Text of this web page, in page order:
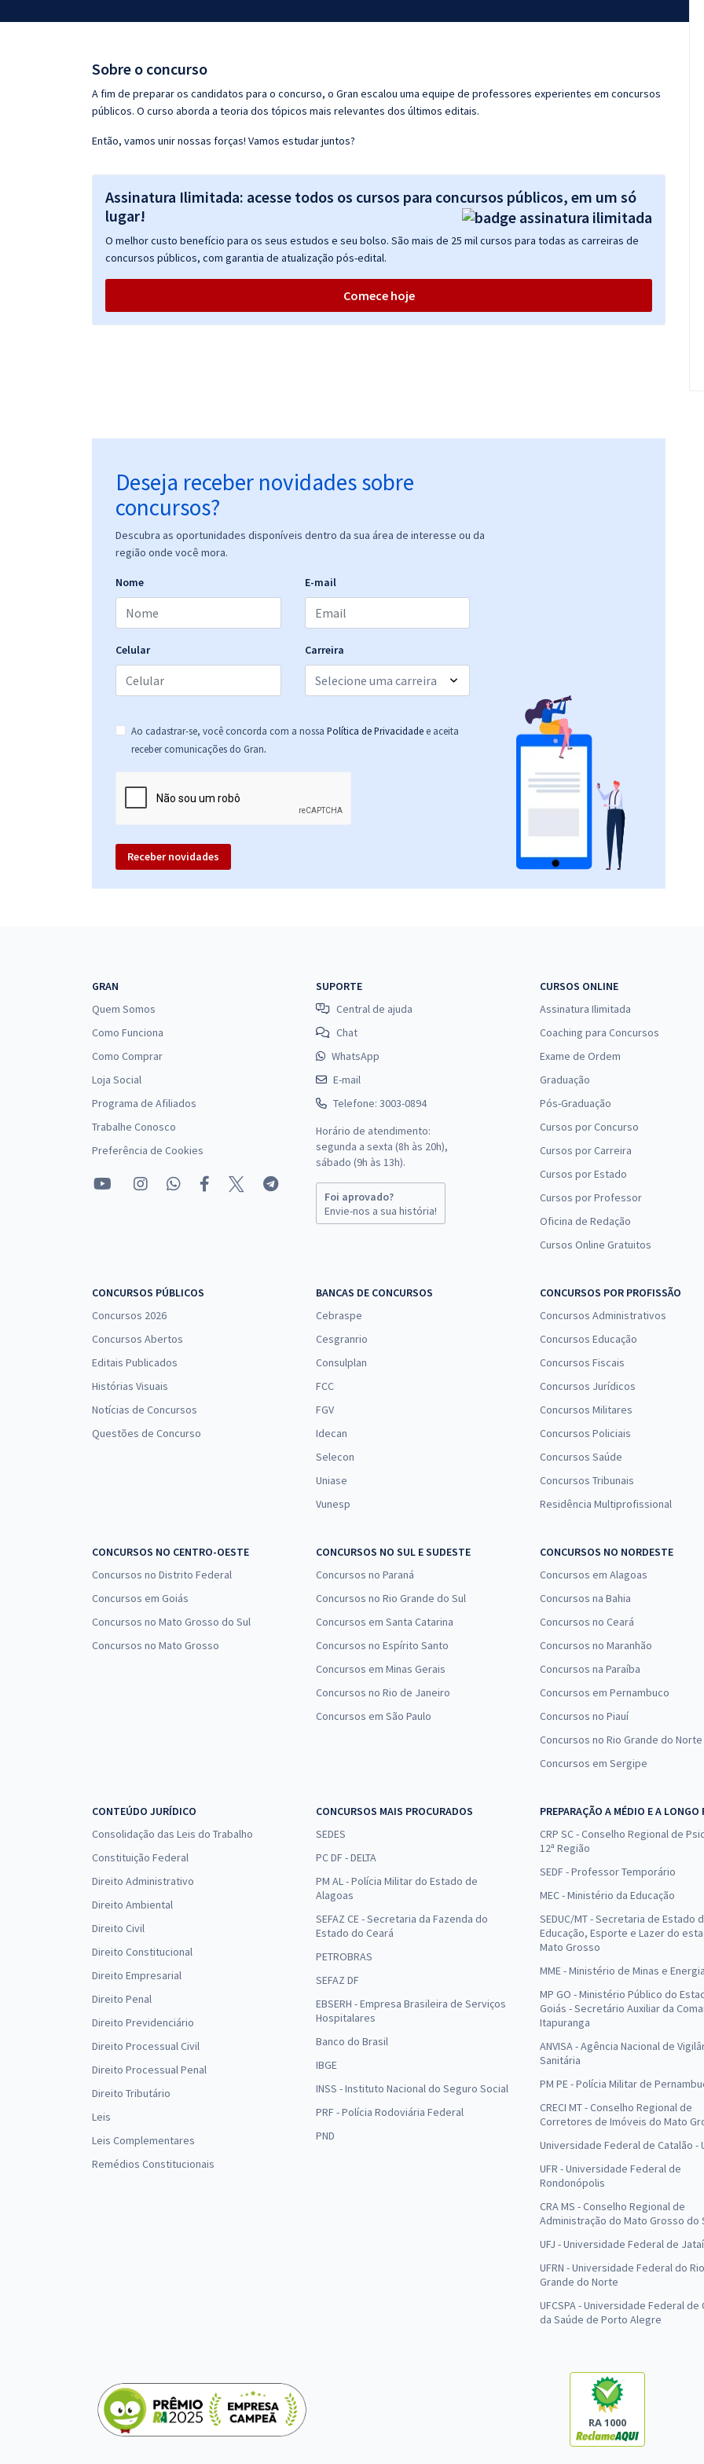
Conteúdo gratuito
Sobre o concurso
A fim de preparar os candidatos para o concurso, o Gran escalou uma equipe de professores experientes em concursos
públicos. O curso aborda a teoria dos tópicos mais relevantes dos últimos editais.
Então, vamos unir nossas forças! Vamos estudar juntos?
Assinatura Ilimitada: acesse todos os cursos para concursos públicos, em um só
lugar!
O melhor custo benefício para os seus estudos e seu bolso. São mais de 25 mil cursos para todas as carreiras de
concursos públicos, com garantia de atualização pós-edital.
Comece hoje
Deseja receber novidades sobre
concursos?
Descubra as oportunidades disponíveis dentro da sua área de interesse ou da
região onde você mora.
Nome E-mail
Celular Carreira
Ao cadastrar-se, você concorda com a nossa Política de Privacidade e aceita
receber comunicações do Gran.
Receber novidades
GRAN
Quem Somos
Como Funciona
Como Comprar
Loja Social
Programa de Afiliados
Trabalhe Conosco
Preferência de Cookies
SUPORTE
Central de ajuda
Chat
WhatsApp
E-mail
Telefone: 3003-0894
Horário de atendimento:
segunda a sexta (8h às 20h),
sábado (9h às 13h).
Foi aprovado?
Envie-nos a sua história!
CURSOS ONLINE
Assinatura Ilimitada
Coaching para Concursos
Exame de Ordem
Graduação
Pós-Graduação
Cursos por Concurso
Cursos por Carreira
Cursos por Estado
Cursos por Professor
Oficina de Redação
Cursos Online Gratuitos
CONCURSOS PÚBLICOS
Concursos 2026
Concursos Abertos
Editais Publicados
Histórias Visuais
Notícias de Concursos
Questões de Concurso
BANCAS DE CONCURSOS
Cebraspe
Cesgranrio
Consulplan
FCC
FGV
Idecan
Selecon
Uniase
Vunesp
CONCURSOS POR PROFISSÃO
Concursos Administrativos
Concursos Educação
Concursos Fiscais
Concursos Jurídicos
Concursos Militares
Concursos Policiais
Concursos Saúde
Concursos Tribunais
Residência Multiprofissional
CONCURSOS NO CENTRO-OESTE
Concursos no Distrito Federal
Concursos em Goiás
Concursos no Mato Grosso do Sul
Concursos no Mato Grosso
CONCURSOS NO SUL E SUDESTE
Concursos no Paraná
Concursos no Rio Grande do Sul
Concursos em Santa Catarina
Concursos no Espírito Santo
Concursos em Minas Gerais
Concursos no Rio de Janeiro
Concursos em São Paulo
CONCURSOS NO NORDESTE
Concursos em Alagoas
Concursos na Bahia
Concursos no Ceará
Concursos no Maranhão
Concursos na Paraíba
Concursos em Pernambuco
Concursos no Piauí
Concursos no Rio Grande do Norte
Concursos em Sergipe
CONTEÚDO JURÍDICO
Consolidação das Leis do Trabalho
Constituição Federal
Direito Administrativo
Direito Ambiental
Direito Civil
Direito Constitucional
Direito Empresarial
Direito Penal
Direito Previdenciário
Direito Processual Civil
Direito Processual Penal
Direito Tributário
Leis
Leis Complementares
Remédios Constitucionais
CONCURSOS MAIS PROCURADOS
SEDES
PC DF - DELTA
PM AL - Polícia Militar do Estado de
Alagoas
SEFAZ CE - Secretaria da Fazenda do
Estado do Ceará
PETROBRAS
SEFAZ DF
EBSERH - Empresa Brasileira de Serviços
Hospitalares
Banco do Brasil
IBGE
INSS - Instituto Nacional do Seguro Social
PRF - Polícia Rodoviária Federal
PND
PREPARAÇÃO A MÉDIO E A LONGO
CRP SC - Conselho Regional de
12ª Região
SEDF - Professor Temporário
MEC - Ministério da Educação
SEDUC/MT - Secretaria de Estado
Educação, Esporte e Lazer do
Mato Grosso
MME - Ministério de Minas e
MP GO - Ministério Público do
Goiás - Secretário Auxiliar da
Itapuranga
ANVISA - Agência Nacional de
Sanitária
PM PE - Polícia Militar de
CRECI MT - Conselho Regional de
Corretores de Imóveis do Mato
Universidade Federal de Catalão -
UFR - Universidade Federal de
Rondonópolis
CRA MS - Conselho Regional de
Administração do Mato Grosso do
UFJ - Universidade Federal de Jataí
UFRN - Universidade Federal do Rio
Grande do Norte
UFCSPA - Universidade Federal de
da Saúde de Porto Alegre
RA 1000